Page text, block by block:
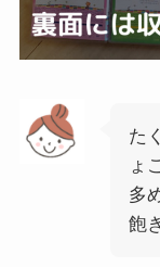
た
ょ
多
飽